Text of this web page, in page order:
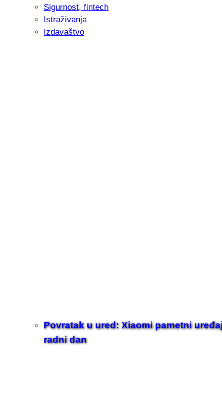
Sigurnost, fintech
Istraživanja
Izdavaštvo
Povratak u ured: Xiaomi pametni
radni dan